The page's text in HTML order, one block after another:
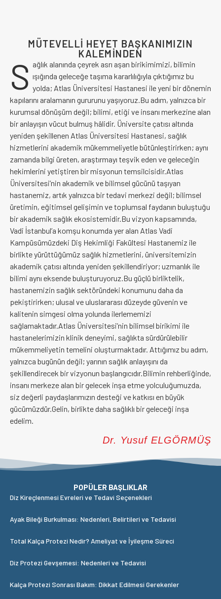
MÜTEVELLİ HEYET BAŞKANIMIZIN
KALEMİNDEN
S ağlık alanında çeyrek asrı aşan birikimimizi, bilimin
ışığında geleceğe taşıma kararlılığıyla çıktığımız bu
yolda; Atlas Üniversitesi Hastanesi ile yeni bir dönemin
kapılarını aralamanın gururunu yaşıyoruz.Bu adım, yalnızca bir
kurumsal dönüşüm değil; bilimi, etiği ve insanı merkezine alan
bir anlayışın vücut bulmuş hâlidir. Üniversite çatısı altında
yeniden şekillenen Atlas Üniversitesi Hastanesi, sağlık
hizmetlerini akademik mükemmeliyetle bütünleştirirken; aynı
zamanda bilgi üreten, araştırmayı teşvik eden ve geleceğin
hekimlerini yetiştiren bir misyonun temsilcisidir.Atlas
Üniversitesi’nin akademik ve bilimsel gücünü taşıyan
hastanemiz, artık yalnızca bir tedavi merkezi değil; bilimsel
üretimin, eğitimsel gelişimin ve toplumsal faydanın buluştuğu
bir akademik sağlık ekosistemidir.Bu vizyon kapsamında,
Vadi İstanbul’a komşu konumda yer alan Atlas Vadi
Kampüsümüzdeki Diş Hekimliği Fakültesi Hastanemiz ile
birlikte yürüttüğümüz sağlık hizmetlerini, üniversitemizin
akademik çatısı altında yeniden şekillendiriyor; uzmanlık ile
bilimi aynı eksende buluşturuyoruz.Bu güçlü birliktelik,
hastanemizin sağlık sektöründeki konumunu daha da
pekiştirirken; ulusal ve uluslararası düzeyde güvenin ve
kalitenin simgesi olma yolunda ilerlememizi
sağlamaktadır.Atlas Üniversitesi’nin bilimsel birikimi ile
hastanelerimizin klinik deneyimi, sağlıkta sürdürülebilir
mükemmeliyetin temelini oluşturmaktadır. Attığımız bu adım,
yalnızca bugünün değil; yarının sağlık anlayışını da
şekillendirecek bir vizyonun başlangıcıdır.Bilimin rehberliğinde,
insanı merkeze alan bir gelecek inşa etme yolculuğumuzda,
siz değerli paydaşlarımızın desteği ve katkısı en büyük
gücümüzdür.Gelin, birlikte daha sağlıklı bir geleceği inşa
edelim.
Dr. Yusuf ELGÖRMÜŞ
POPÜLER BAŞLIKLAR
Diz Kireçlenmesi Evreleri ve Tedavi Seçenekleri
Ayak Bileği Burkulması: Nedenleri, Belirtileri ve Tedavisi
Total Kalça Protezi Nedir? Ameliyat ve İyileşme Süreci
Diz Protezi Gevşemesi: Nedenleri ve Tedavisi
Kalça Protezi Sonrası Bakım: Dikkat Edilmesi Gerekenler